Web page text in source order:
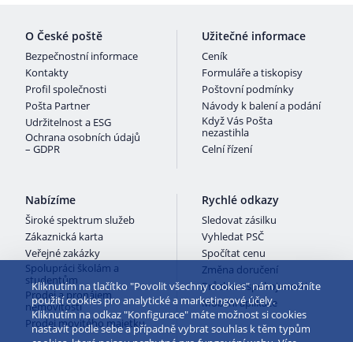
O České poště
Bezpečnostní informace
Kontakty
Profil společnosti
Pošta Partner
Udržitelnost a ESG
Ochrana osobních údajů
– GDPR
Užitečné informace
Ceník
Formuláře a tiskopisy
Poštovní podmínky
Návody k balení a podání
Když Vás Pošta
nezastihla
Celní řízení
Nabízíme
Široké spektrum služeb
Zákaznická karta
Veřejné zakázky
Spolupráci školám a
studentům
Prodej a pronájem
nemovitostí
Prodej movitého majetku
Rychlé odkazy
Sledovat zásilku
Vyhledat PSČ
Spočítat cenu
Změna doručení
Průzkum spokojenosti
Mobilní aplikace
Kliknutím na tlačítko "Povolit všechny cookies" nám umožníte
použití cookies pro analytické a marketingové účely.
Kliknutím na odkaz "Konfigurace" máte možnost si cookies
nastavit podle sebe a případně vybrat souhlas k těm typům